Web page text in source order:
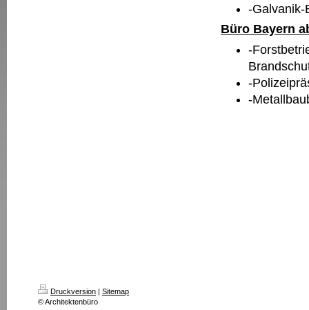
-
Büro Bayern
-
-
-
Druckversion | Sitemap
© Architektenbüro